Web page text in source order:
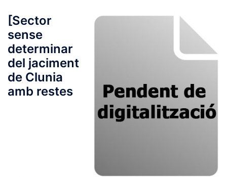
[Sector
sense
determinar
del jaciment
de Clunia
amb restes